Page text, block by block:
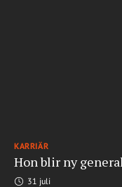
KARRIÄR
Hon blir ny
31 juli